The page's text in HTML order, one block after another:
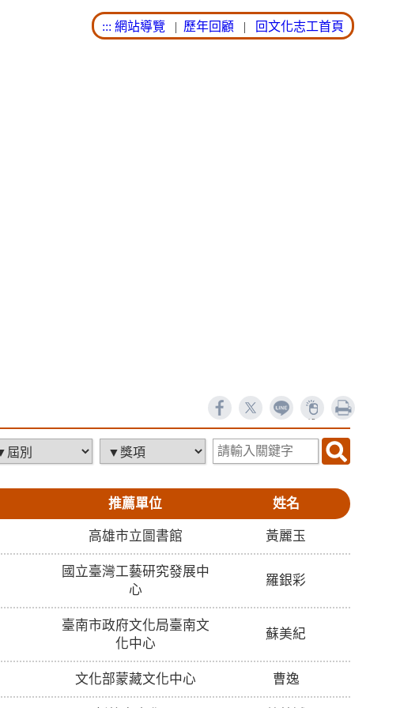
::: 網站導覽 | 歷年回顧 | 回文化志工首頁
18644
5
推薦單位 姓名
高雄市立圖書館 黃麗玉
國立臺灣工藝研究發展中
心
羅銀彩
臺南市政府文化局臺南文
化中心
蘇美紀
文化部蒙藏文化中心 曹逸